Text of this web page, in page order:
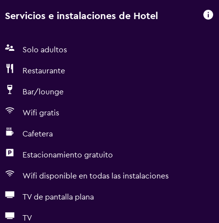
Servicios e instalaciones de Hotel
Solo adultos
Restaurante
Bar/lounge
Wifi gratis
Cafetera
Estacionamiento gratuito
Wifi disponible en todas las instalaciones
TV de pantalla plana
TV